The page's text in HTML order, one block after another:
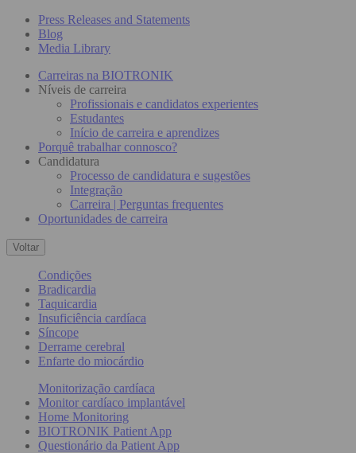
Press Releases and Statements
Blog
Media Library
Carreiras na BIOTRONIK
Níveis de carreira
Profissionais e candidatos experientes
Estudantes
Início de carreira e aprendizes
Porquê trabalhar connosco?
Candidatura
Processo de candidatura e sugestões
Integração
Carreira | Perguntas frequentes
Oportunidades de carreira
Voltar
Condições
Bradicardia
Taquicardia
Insuficiência cardíaca
Síncope
Derrame cerebral
Enfarte do miocárdio
Monitorização cardíaca
Monitor cardíaco implantável
Home Monitoring
BIOTRONIK Patient App
Questionário da Patient App